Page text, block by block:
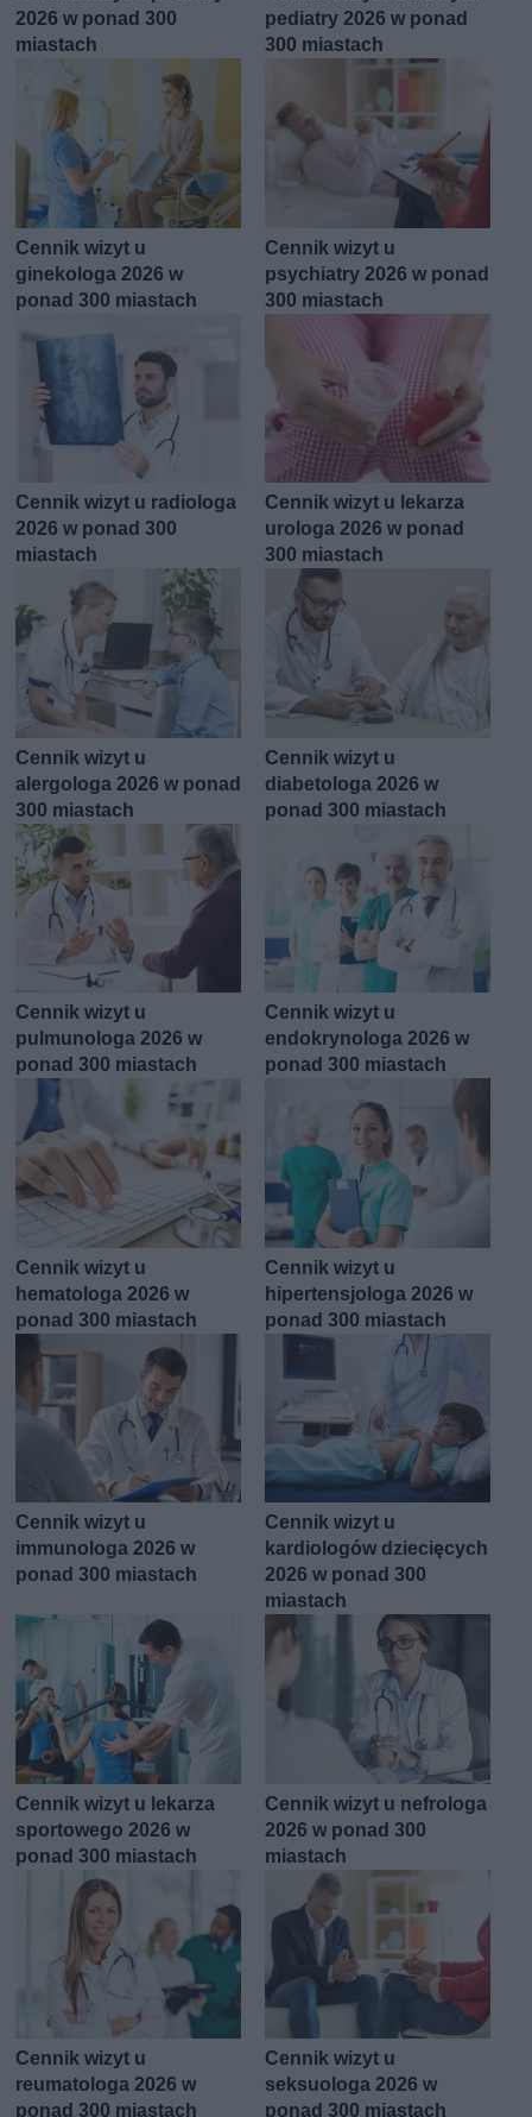
2026 w ponad 300
miastach
pediatry 2026 w ponad
300 miastach
Cennik wizyt u
ginekologa 2026 w
ponad 300 miastach
Cennik wizyt u
psychiatry 2026 w ponad
300 miastach
Cennik wizyt u radiologa
2026 w ponad 300
miastach
Cennik wizyt u lekarza
urologa 2026 w ponad
300 miastach
Cennik wizyt u
alergologa 2026 w ponad
300 miastach
Cennik wizyt u
diabetologa 2026 w
ponad 300 miastach
Cennik wizyt u
pulmunologa 2026 w
ponad 300 miastach
Cennik wizyt u
endokrynologa 2026 w
ponad 300 miastach
Cennik wizyt u
hematologa 2026 w
ponad 300 miastach
Cennik wizyt u
hipertensjologa 2026 w
ponad 300 miastach
Cennik wizyt u
immunologa 2026 w
ponad 300 miastach
Cennik wizyt u
kardiologów dziecięcych
2026 w ponad 300
miastach
Cennik wizyt u lekarza
sportowego 2026 w
ponad 300 miastach
Cennik wizyt u nefrologa
2026 w ponad 300
miastach
Cennik wizyt u
reumatologa 2026 w
ponad 300 miastach
Cennik wizyt u
seksuologa 2026 w
ponad 300 miastach